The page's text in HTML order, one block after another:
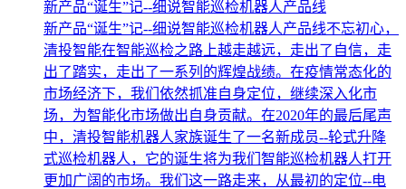
新产品“诞生”记--细说智能巡检机器人产品线
新产品“诞生”记--细说智能巡检机器人产品线不忘初心，
清投智能在智能巡检之路上越走越远，走出了自信，走
出了踏实，走出了一系列的辉煌战绩。在疫情常态化的
市场经济下，我们依然抓准自身定位，继续深入化市
场，为智能化市场做出自身贡献。在2020年的最后尾声
中，清投智能机器人家族诞生了一名新成员--轮式升降
式巡检机器人，它的诞生将为我们智能巡检机器人打开
更加广阔的市场。我们这一路走来，从最初的定位--电